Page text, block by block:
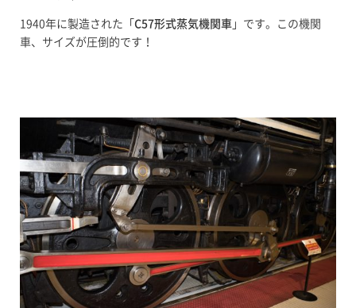
1940年に製造された「 C57形式蒸気機関車 」です。この機関
車、サイズが圧倒的です！